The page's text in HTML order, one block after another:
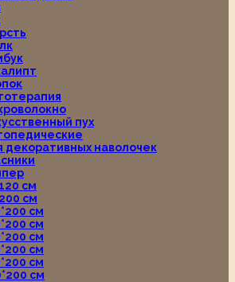
пух
декоративных наволочек
см
см
см
см
см
см
см
см